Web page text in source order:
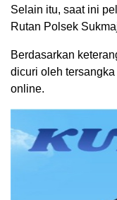
Selain itu, saat ini
Rutan Polsek
Berdasarkan
dicuri oleh
online.